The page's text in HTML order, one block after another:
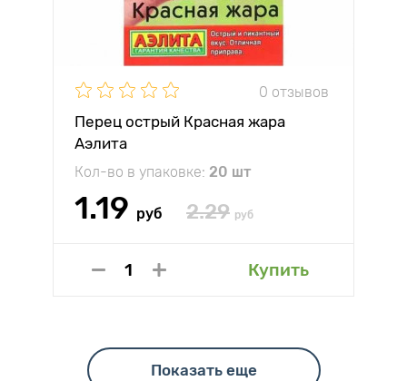
0 отзывов
Перец острый Красная жара
Аэлита
Кол-во в упаковке: 20 шт
1.19 руб 2.29 руб
Купить
Показать еще